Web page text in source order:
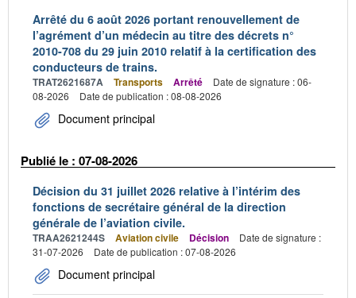
Arrêté du 6 août 2026 portant renouvellement de
l’agrément d’un médecin au titre des décrets n°
2010-708 du 29 juin 2010 relatif à la certification des
conducteurs de trains.
TRAT2621687A Transports Arrêté
Date de signature : 06-
08-2026
Date de publication : 08-08-2026
Document principal
Publié le : 07-08-2026
Décision du 31 juillet 2026 relative à l’intérim des
fonctions de secrétaire général de la direction
générale de l’aviation civile.
TRAA2621244S Aviation civile Décision
Date de signature :
31-07-2026
Date de publication : 07-08-2026
Document principal